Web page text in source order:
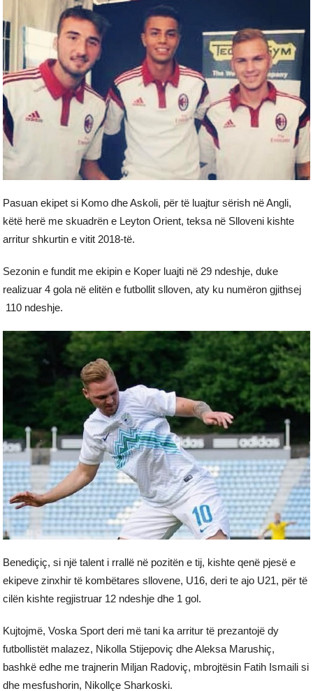
Pasuan ekipet si Komo dhe Askoli, për të luajtur sërish në Angli,
këtë herë me skuadrën e Leyton Orient, teksa në Slloveni kishte
arritur shkurtin e vitit 2018-të.
Sezonin e fundit me ekipin e Koper luajti në 29 ndeshje, duke
realizuar 4 gola në elitën e futbollit slloven, aty ku numëron gjithsej
110 ndeshje.
Benediçiç, si një talent i rrallë në pozitën e tij, kishte qenë pjesë e
ekipeve zinxhir të kombëtares sllovene, U16, deri te ajo U21, për të
cilën kishte regjistruar 12 ndeshje dhe 1 gol.
Kujtojmë, Voska Sport deri më tani ka arritur të prezantojë dy
futbollistët malazez, Nikolla Stijepoviç dhe Aleksa Marushiç,
bashkë edhe me trajnerin Miljan Radoviç, mbrojtësin Fatih Ismaili si
dhe mesfushorin, Nikollçe Sharkoski.